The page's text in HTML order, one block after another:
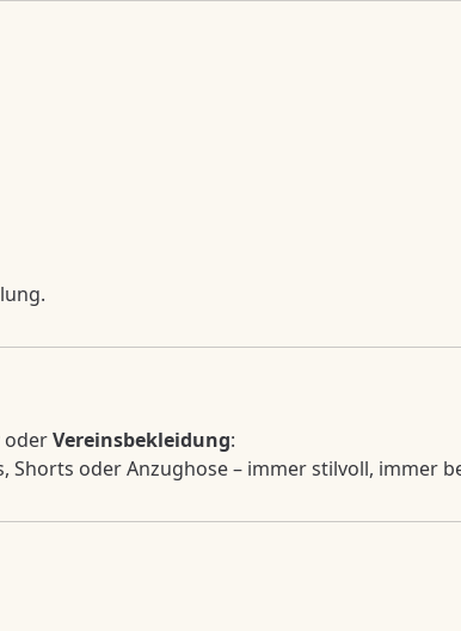
oderVereinsbekleidung:
Shorts oder Anzughose – immer stilvoll, immer